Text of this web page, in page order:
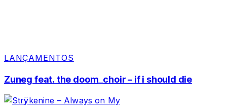
LANÇAMENTOS
Zuneg feat. the doom_choir – if i should die